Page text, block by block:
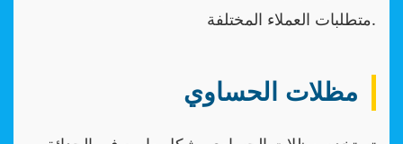
متطلبات العملاء المختلفة.
مظلات الحساوي